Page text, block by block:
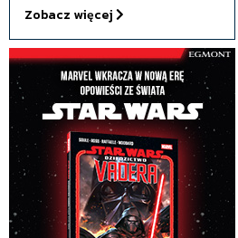
Zobacz więcej